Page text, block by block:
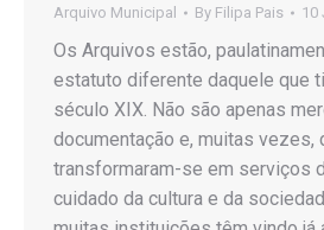
Arquivo Municipal By Filipa Pais 10
Os Arquivos estão,
estatuto diferente daquele que
século XIX. Não são apenas
documentação e, muitas vezes,
transformaram-se em serviços
cuidado da cultura e da